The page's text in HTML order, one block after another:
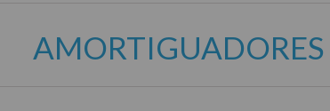
AMORTIGUADORES